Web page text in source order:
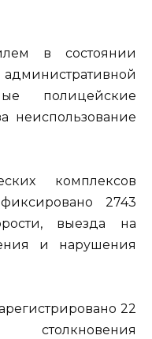
в состоянии
полицейские
неиспользование
комплексов
2743
выезда на
и нарушения
22
столкновения